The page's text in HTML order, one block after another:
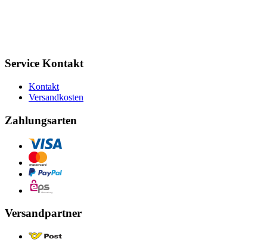
Service Kontakt
Kontakt
Versandkosten
Zahlungsarten
Versandpartner